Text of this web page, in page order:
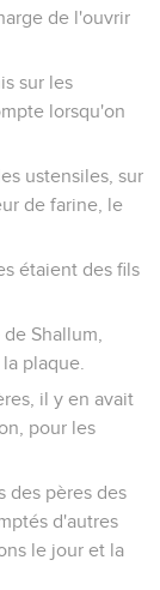
de l'ouvrir
sur les
lorsqu'on
ustensiles, sur
de farine, le
étaient des fils
Shallum,
plaque.
il y en avait
pour les
des pères des
d'autres
le jour et la